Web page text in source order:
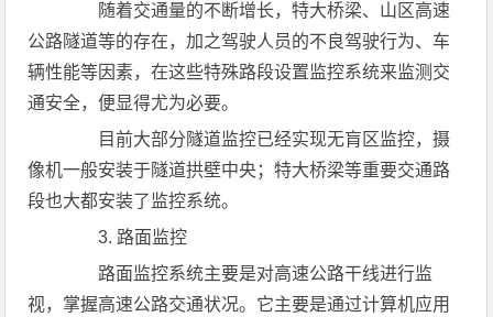
随着交通量的不断增长，特大桥梁、山区高速
公路隧道等的存在，加之驾驶人员的不良驾驶行为、车
辆性能等因素，在这些特殊路段设置监控系统来监测交
通安全，便显得尤为必要。
目前大部分隧道监控已经实现无肓区监控，摄
像机一般安装于隧道拱壁中央；特大桥梁等重要交通路
段也大都安装了监控系统。
3. 路面监控
路面监控系统主要是对高速公路干线进行监
视，掌握高速公路交通状况。它主要是通过计算机应用